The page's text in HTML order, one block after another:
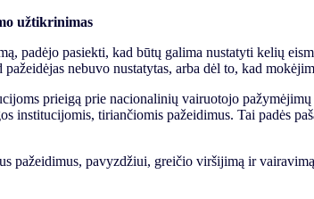
užtikrinimas
padėjo pasiekti, kad būtų galima nustatyti kelių
pažeidėjas nebuvo nustatytas, arba dėl to, kad
prieigą prie nacionalinių vairuotojo
institucijomis, tiriančiomis pažeidimus. Tai padės
pažeidimus, pavyzdžiui, greičio viršijimą ir